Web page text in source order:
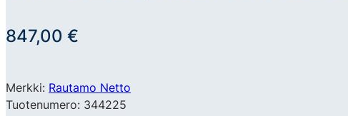
847,00 €
Merkki: Rautamo Netto
Tuotenumero: 344225